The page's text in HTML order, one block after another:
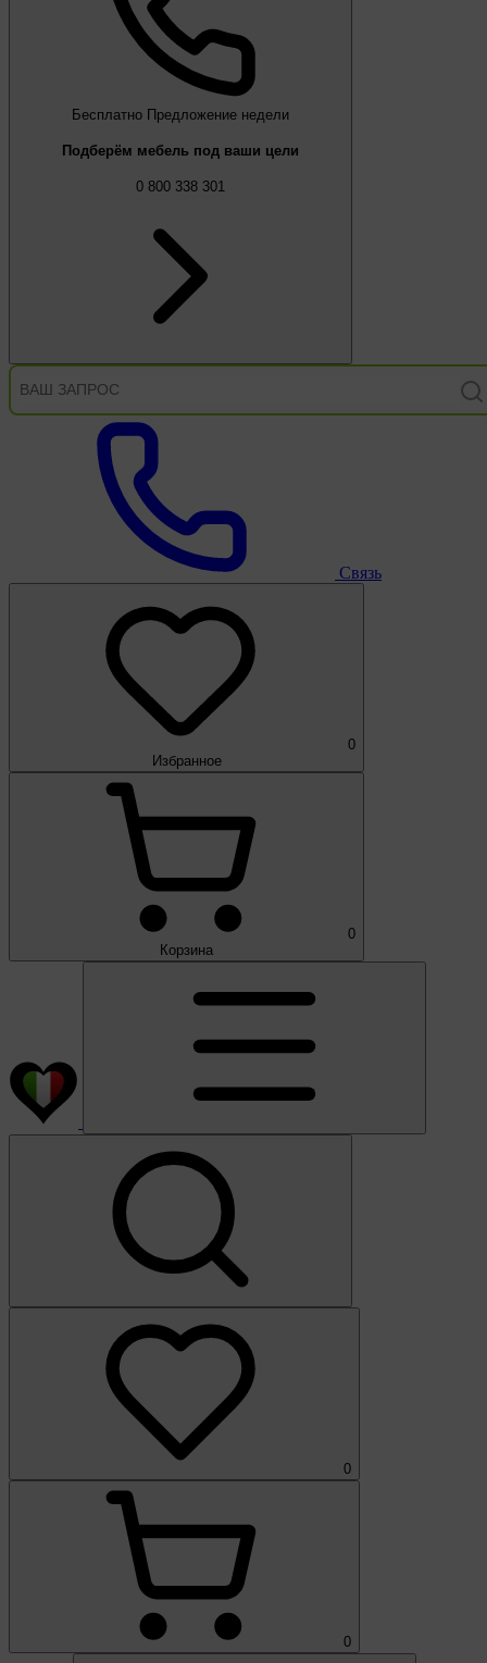
Бесплатно Предложение недели
Подберём мебель под ваши цели
0 800 338 301
Связь
0
Избранное
0
Корзина
0
0